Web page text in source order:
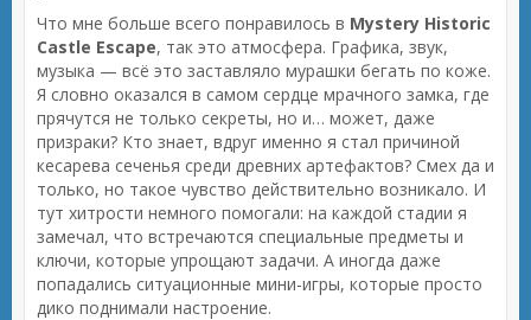
Что мне больше всего понравилось в Mystery Historic
Castle Escape, так это атмосфера. Графика, звук,
музыка — всё это заставляло мурашки бегать по коже.
Я словно оказался в самом сердце мрачного замка, где
прячутся не только секреты, но и… может, даже
призраки? Кто знает, вдруг именно я стал причиной
кесарева сеченья среди древних артефактов? Смех да и
только, но такое чувство действительно возникало. И
тут хитрости немного помогали: на каждой стадии я
замечал, что встречаются специальные предметы и
ключи, которые упрощают задачи. А иногда даже
попадались ситуационные мини-игры, которые просто
дико поднимали настроение.